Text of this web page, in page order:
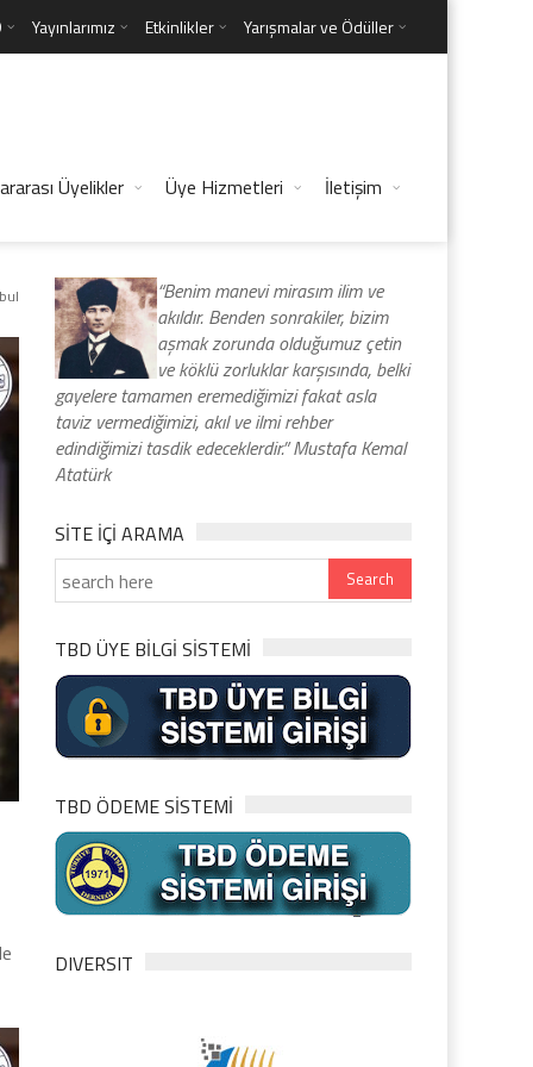
Yayınlarımız Etkinlikler Yarışmalar ve Ödüller
Üyelikler Üye Hizmetleri İletişim
“Benim manevi mirasım ilim ve
akıldır. Benden sonrakiler, bizim
aşmak zorunda olduğumuz çetin
ve köklü zorluklar karşısında, belki
gayelere tamamen eremediğimizi fakat asla
taviz vermediğimizi, akıl ve ilmi rehber
edindiğimizi tasdik edeceklerdir.” Mustafa Kemal
Atatürk
SITE IÇI ARAMA
TBD ÜYE BİLGİ SİSTEMİ
TBD ÖDEME SİSTEMİ
DIVERSIT